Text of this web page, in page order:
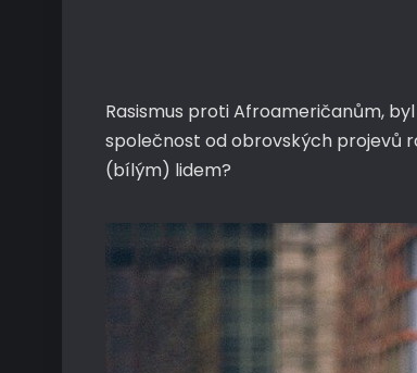
Rasismus proti Afroameričanům,
společnost od obrovských projevů
(bílým) lidem?